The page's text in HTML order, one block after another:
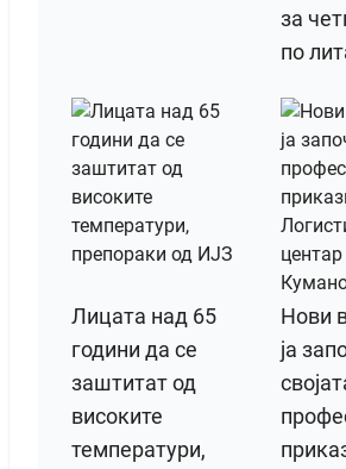
за
по
Лицата над 65
години да се
заштитат од
високите
температури,
Нови
ја